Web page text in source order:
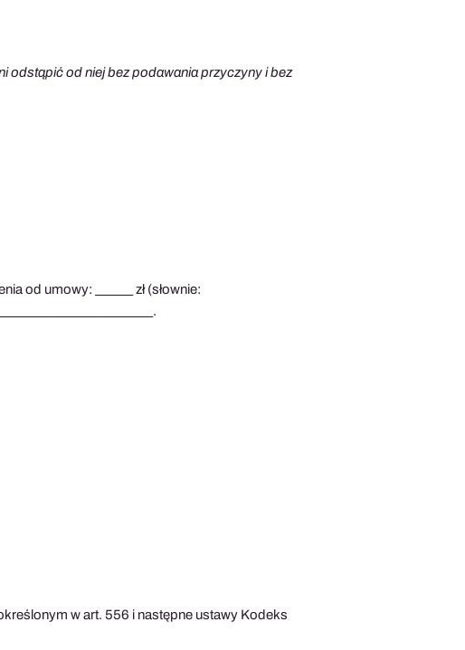
odstąpić od niej bez podawania przyczyny i bez
od umowy: ______ zł (słownie:
w art. 556 i następne ustawy Kodeks